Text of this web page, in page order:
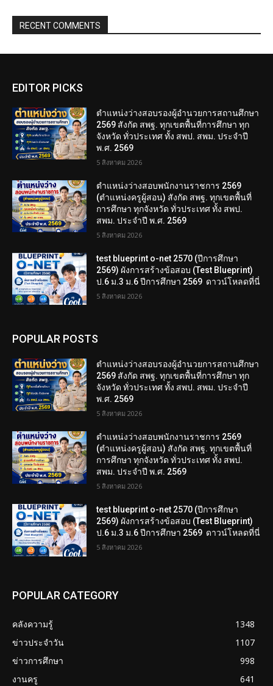
RECENT COMMENTS
EDITOR PICKS
ตำแหน่งว่างสอบรองผู้อำนวยการสถานศึกษา
2569 สังกัด สพฐ. ทุกเขตพื้นที่การศึกษา ทุก
จังหวัด ทั่วประเทศ ทั้ง สพป. สพม. ประจำปี
พ.ศ. 2569
5 สิงหาคม 2026
ตำแหน่งว่างสอบพนักงานราชการ 2569
(ตำแหน่งครูผู้สอน) สังกัด สพฐ. ทุกเขตพื้นที่
การศึกษา ทุกจังหวัด ทั่วประเทศ ทั้ง สพป.
สพม. ประจำปี พ.ศ. 2569
5 สิงหาคม 2026
test blueprint o-net 2570 (ปีการศึกษา
2569) ผังการสร้างข้อสอบ (Test Blueprint)
ป.6 ม.3 ม.6 ปีการศึกษา 2569 ดาวน์โหลดที่นี่
5 สิงหาคม 2026
POPULAR POSTS
ตำแหน่งว่างสอบรองผู้อำนวยการสถานศึกษา
2569 สังกัด สพฐ. ทุกเขตพื้นที่การศึกษา ทุก
จังหวัด ทั่วประเทศ ทั้ง สพป. สพม. ประจำปี
พ.ศ. 2569
5 สิงหาคม 2026
ตำแหน่งว่างสอบพนักงานราชการ 2569
(ตำแหน่งครูผู้สอน) สังกัด สพฐ. ทุกเขตพื้นที่
การศึกษา ทุกจังหวัด ทั่วประเทศ ทั้ง สพป.
สพม. ประจำปี พ.ศ. 2569
5 สิงหาคม 2026
test blueprint o-net 2570 (ปีการศึกษา
2569) ผังการสร้างข้อสอบ (Test Blueprint)
ป.6 ม.3 ม.6 ปีการศึกษา 2569 ดาวน์โหลดที่นี่
5 สิงหาคม 2026
POPULAR CATEGORY
คลังความรู้
1348
ข่าวประจำวัน
1107
ข่าวการศึกษา
998
งานครู
641